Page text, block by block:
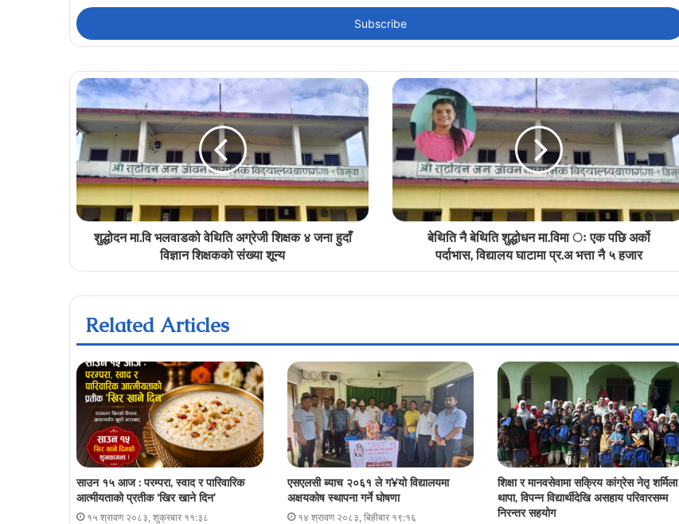
Email
address
शुद्धोदन मा.वि भलवाडको वेथिति अग्रेजी शिक्षक ४ जना हुदाँ
विज्ञान शिक्षकको संख्या शून्य
बेथिति नै बेथिति शुद्धोधन मा.विमा ः एक पछि अर्को
पर्दाभास, विद्यालय घाटामा प्र.अ भत्ता नै ५ हजार
Related Articles
साउन १५ आज : परम्परा, स्वाद र पारिवारिक
आत्मीयताको प्रतीक ‘खिर खाने दिन’
१५ श्रावण २०८३, शुक्रबार ११:३८
एसएलसी ब्याच २०६१ ले ग¥यो विद्यालयमा
अक्षयकोष स्थापना गर्ने घोषणा
१४ श्रावण २०८३, बिहीबार १९:१६
शिक्षा र मानवसेवामा सक्रिय कांग्रेस नेतृ शर्मिला
थापा, विपन्न विद्यार्थीदेखि असहाय परिवारसम्म
निरन्तर सहयोग